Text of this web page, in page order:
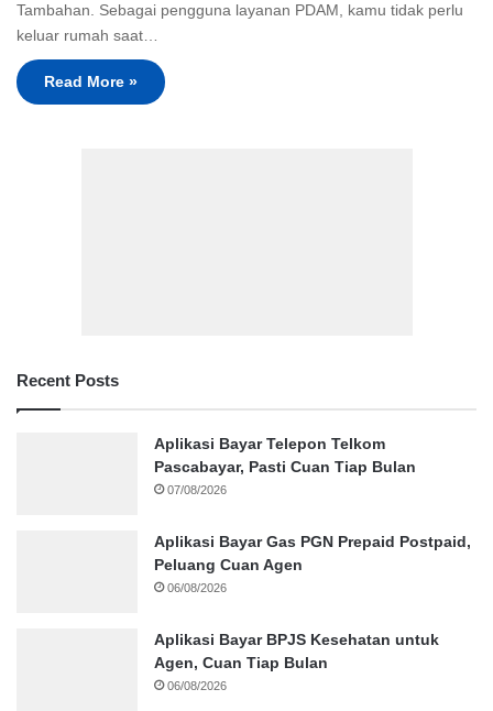
Tambahan. Sebagai pengguna layanan PDAM, kamu tidak perlu
keluar rumah saat…
Read More »
Recent Posts
Aplikasi Bayar Telepon Telkom
Pascabayar, Pasti Cuan Tiap Bulan
07/08/2026
Aplikasi Bayar Gas PGN Prepaid Postpaid,
Peluang Cuan Agen
06/08/2026
Aplikasi Bayar BPJS Kesehatan untuk
Agen, Cuan Tiap Bulan
06/08/2026